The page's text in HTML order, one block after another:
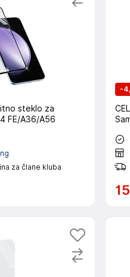
steklo za
FE/A36/A56
za člane kluba
-
15